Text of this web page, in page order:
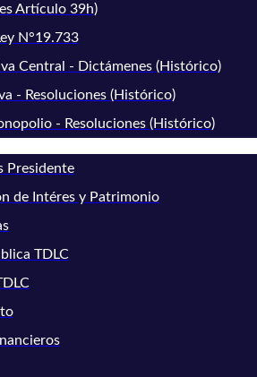
Artículo 39h)
N°19.733
Central - Dictámenes (Histórico)
- Resoluciones (Histórico)
- Resoluciones (Histórico)
Presidente
de Intéres y Patrimonio
TDLC